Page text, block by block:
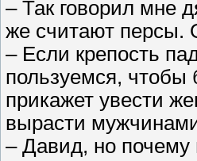
– Так говорил мне
же считают персы.
– Если крепость
пользуемся, чтобы
прикажет увести
вырасти
– Давид, но почему